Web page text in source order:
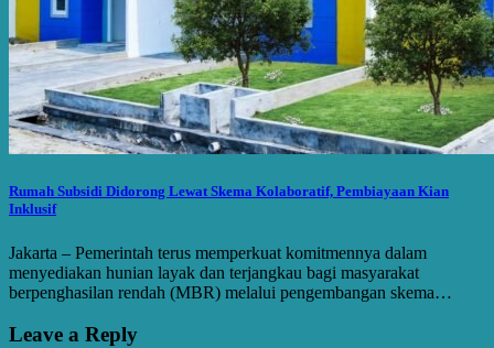
Rumah Subsidi Didorong Lewat Skema Kolaboratif, Pembiayaan Kian
Inklusif
Jakarta – Pemerintah terus memperkuat komitmennya dalam
menyediakan hunian layak dan terjangkau bagi masyarakat
berpenghasilan rendah (MBR) melalui pengembangan skema…
Leave a Reply